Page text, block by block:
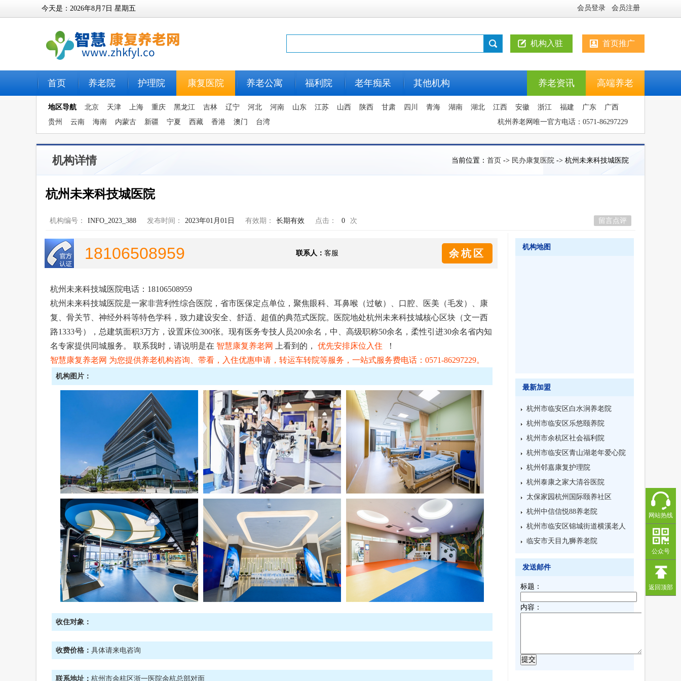
今天是： 2026年8月7日 星期五 会员登录 会员注册
机构入驻 首页推广
首页 养老院 护理院 康复医院 养老公寓 福利院 老年痴呆 其他机构 高端养老
养老资讯
地区导航 北京 天津 上海 重庆 黑龙江 吉林 辽宁 河北 河南 山东 江苏 山西 陕西 甘肃 四川 青海 湖南 湖北 江西 安徽 浙江 福建 广东
广西
贵州
云南 海南 内蒙古 新疆 宁夏 西藏 香港 澳门 台湾 杭州养老网唯一官方电话：0571-86297229
机构详情 当前位置： 首页 -> 民办康复医院 -> 杭州未来科技城医院
杭州未来科技城医院
机构编号： INFO_2023_388 发布时间： 2023年01月01日 有效期： 长期有效 点击： 0 次 留言点评
18106508959 联系人： 客服 余杭区
杭州未来科技城医院电话：18106508959
杭州未来科技城医院是一家非营利性综合医院，省市医保定点单位，聚焦眼科、耳鼻喉（过敏）、口腔、医美（毛发）、康
复、骨关节、神经外科等特色学科，致力建设安全、舒适、超值的典范式医院。医院地处杭州未来科技城核心区块（文一西
路1333号），总建筑面积3万方，设置床位300张。现有医务专技人员200余名，中、高级职称50余名，柔性引进30余名省内知
名专家提供同城服务。 联系我时，请说明是在 智慧康复养老网 上看到的， 优先安排床位入住 ！
智慧康复养老网 为您提供养老机构咨询、带看，入住优惠申请，转运车转院等服务，一站式服务费电话：0571-86297229。
机构图片：
收住对象：
收费价格： 具体请来电咨询
联系地址： 杭州市余杭区浙一医院余杭总部对面
机构地图
最新加盟
杭州市临安区白水涧养老院
杭州市临安区乐悠颐养院
杭州市余杭区社会福利院
杭州市临安区青山湖老年爱心院
杭州邻嘉康复护理院
杭州泰康之家大清谷医院
太保家园杭州国际颐养社区
杭州中信信悦88养老院
杭州市临安区锦城街道横溪老人
寄养院
临安市天目九狮养老院
发送邮件
标题：
内容：
网站热线
公众号
返回顶部